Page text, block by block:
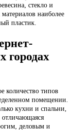
стекло и
наиболее
пластик.
городах
количество типов
помещении.
кухни и спальни,
деловым и